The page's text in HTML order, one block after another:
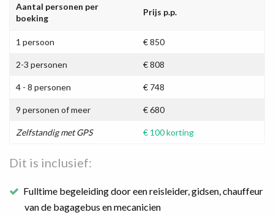
Aantal personen per
boeking
Prijs p.p.
1 persoon € 850
2-3 personen € 808
4 - 8 personen € 748
9 personen of meer € 680
Zelfstandig met GPS € 100 korting
Dit is inclusief:
Fulltime begeleiding door een reisleider, gidsen, chauffeur
van de bagagebus en mecanicien